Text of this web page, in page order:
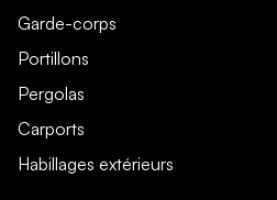
Garde-corps
Portillons
Pergolas
Carports
Habillages extérieurs